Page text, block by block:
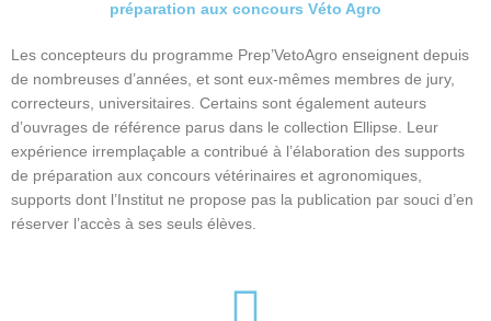
préparation aux concours Véto Agro
Les concepteurs du programme Prep’VetoAgro enseignent depuis
de nombreuses d’années, et sont eux-mêmes membres de jury,
correcteurs, universitaires. Certains sont également auteurs
d’ouvrages de référence parus dans le collection Ellipse. Leur
expérience irremplaçable a contribué à l’élaboration des supports
de préparation aux concours vétérinaires et agronomiques,
supports dont l’Institut ne propose pas la publication par souci d’en
réserver l’accès à ses seuls élèves.